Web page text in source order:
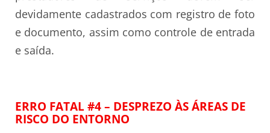
devidamente cadastrados com registro de foto
e documento, assim como controle de entrada
e saída.
ERRO FATAL #4 – DESPREZO ÀS ÁREAS DE
RISCO DO ENTORNO